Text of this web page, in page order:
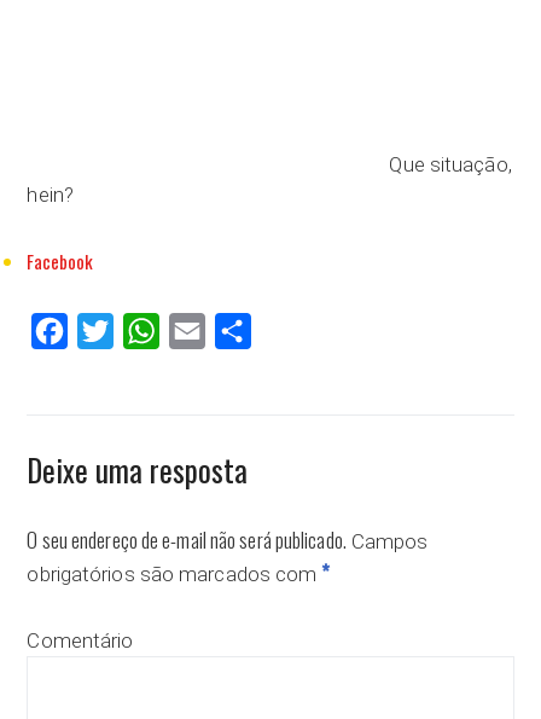
Que situação,
hein?
Facebook
FacebookTwitter WhatsApp
Email
Deixe uma resposta
O seu endereço de e-mail não será publicado. Campos
obrigatórios são marcados com *
Comentário